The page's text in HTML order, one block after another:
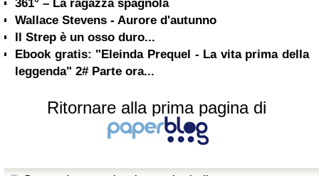
361° – La ragazza spagnola
Wallace Stevens - Aurore d'autunno
Il Strep è un osso duro...
Ebook gratis: "Eleinda Prequel - La vita prima della
leggenda" 2# Parte ora...
Ritornare alla prima pagina di